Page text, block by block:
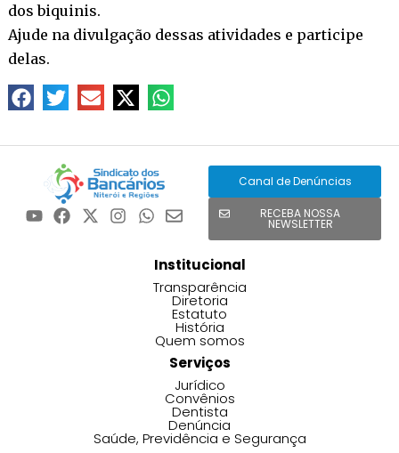
dos biquinis.
Ajude na divulgação dessas atividades e participe
delas.
Canal de Denúncias
RECEBA NOSSA
NEWSLETTER
Institucional
Transparência
Diretoria
Estatuto
História
Quem somos
Serviços
Jurídico
Convênios
Dentista
Denúncia
Saúde, Previdência e Segurança